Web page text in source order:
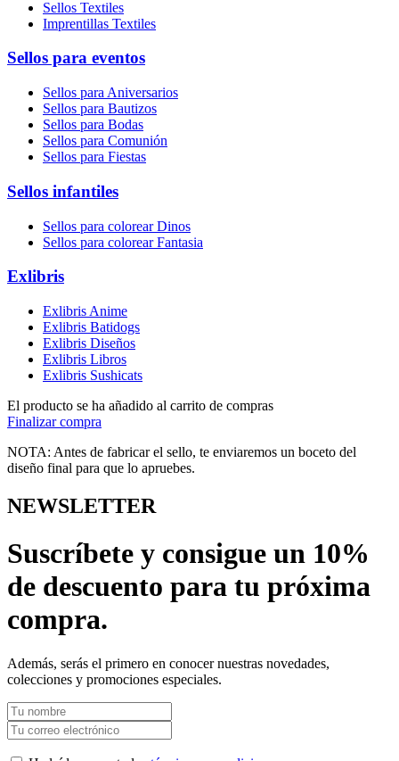
Sellos Textiles
Imprentillas Textiles
Sellos para eventos
Sellos para Aniversarios
Sellos para Bautizos
Sellos para Bodas
Sellos para Comunión
Sellos para Fiestas
Sellos infantiles
Sellos para colorear Dinos
Sellos para colorear Fantasia
Exlibris
Exlibris Anime
Exlibris Batidogs
Exlibris Diseños
Exlibris Libros
Exlibris Sushicats
El producto se ha añadido al carrito de compras
Finalizar compra
NOTA: Antes de fabricar el sello, te enviaremos un boceto del
diseño final para que lo apruebes.
NEWSLETTER
Suscríbete y consigue un 10%
de descuento para tu próxima
compra.
Además, serás el primero en conocer nuestras novedades,
colecciones y promociones especiales.